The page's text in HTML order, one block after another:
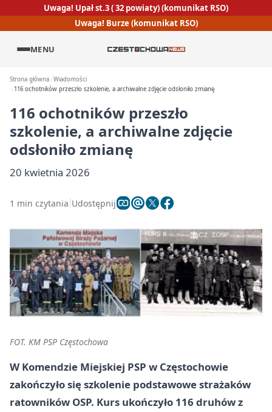
Uwaga! Upał st.3 ( 32 powiaty) (komunikat RSO)
Uwaga! Burze (komunikat RSO)
MENU
Strona główna Wiadomości
116 ochotników przeszło szkolenie, a archiwalne zdjęcie odsłoniło zmianę
116 ochotników przeszło
szkolenie, a archiwalne zdjęcie
odsłoniło zmianę
20 kwietnia 2026
1 min czytania Udostępnij
FOT. KM PSP Częstochowa
W Komendzie Miejskiej PSP w Częstochowie
zakończyło się szkolenie podstawowe strażaków
ratowników OSP. Kurs ukończyło 116 druhów z